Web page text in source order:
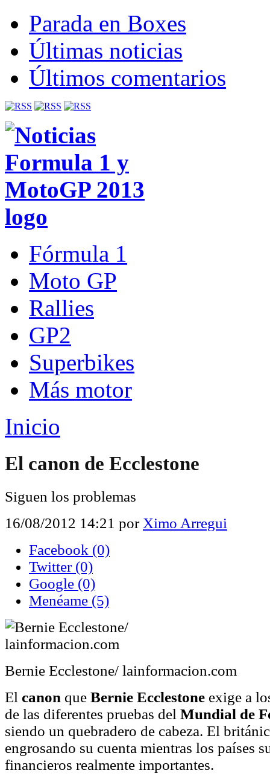
Parada en Boxes
Últimas noticias
Últimos comentarios
Fórmula 1
Moto GP
Rallies
GP2
Superbikes
Más motor
Inicio
El canon de Ecclestone
Siguen los problemas
16/08/2012 14:21 por Ximo Arregui
Facebook (0)
Twitter (0)
Google (0)
Menéame (5)
Bernie Ecclestone/ lainformacion.com
El canon que Bernie Ecclestone exige a
de las diferentes pruebas del Mundial de
siendo un quebradero de cabeza. El
engrosando su cuenta mientras los países
financieros realmente importantes.